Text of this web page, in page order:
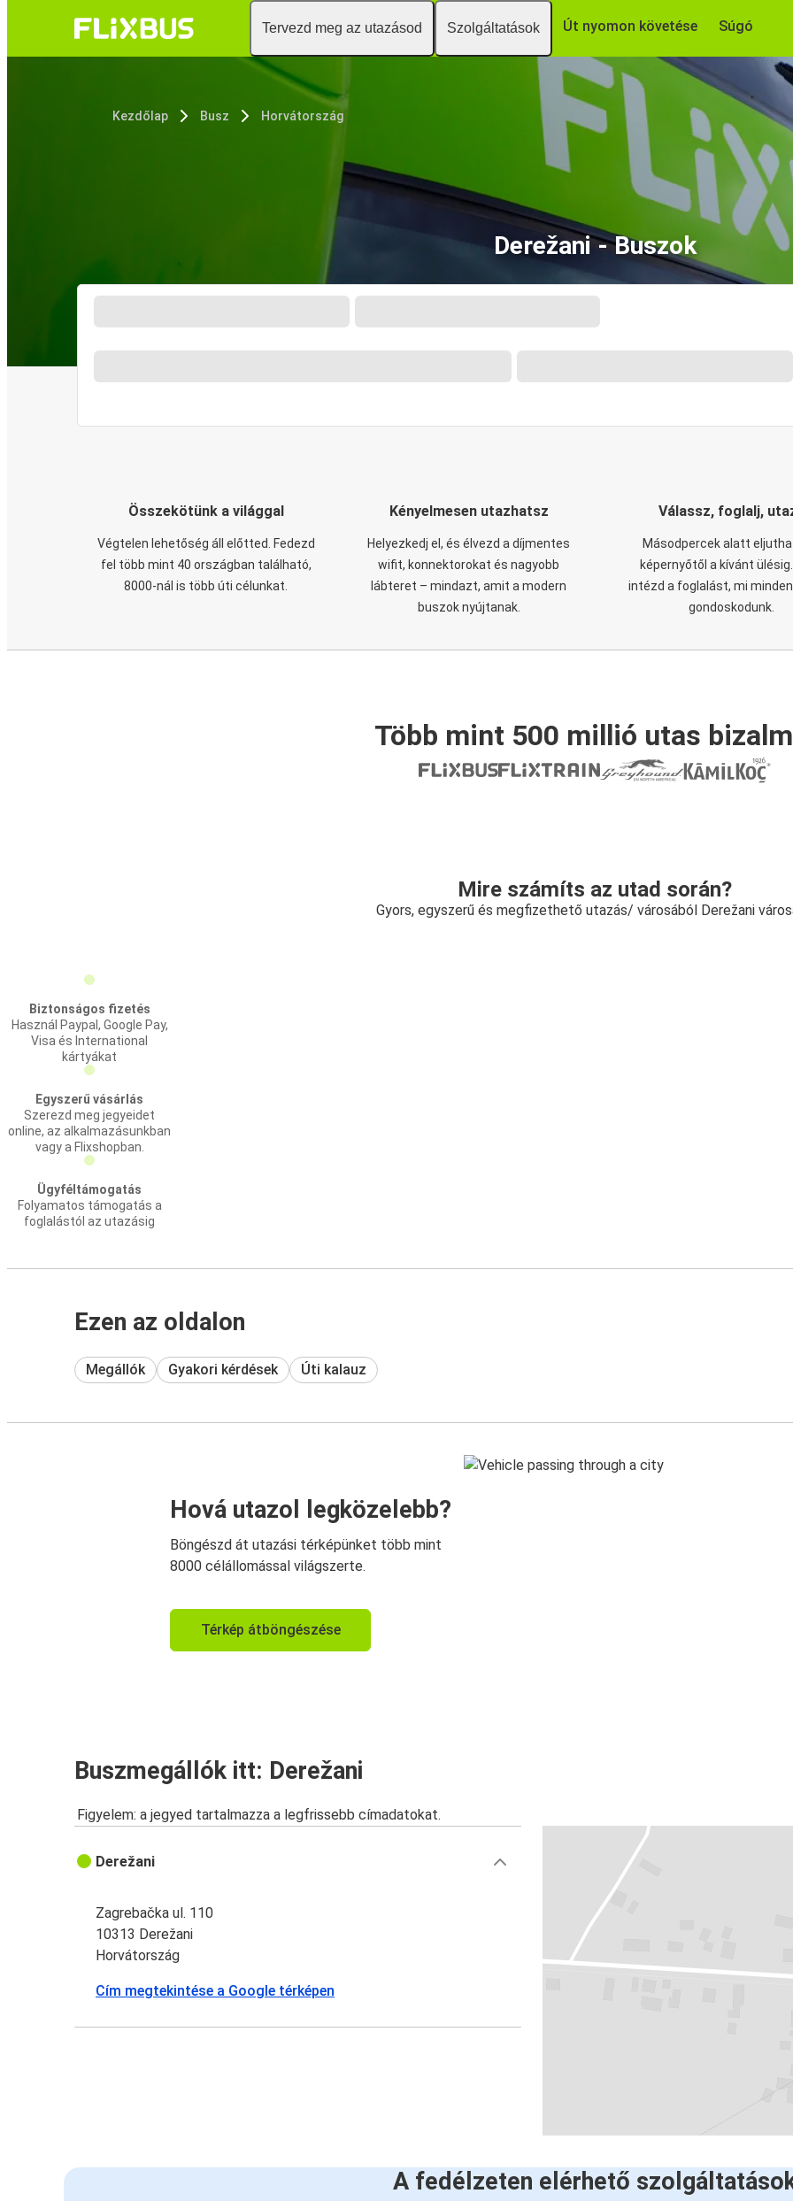
Tervezd meg az utazásod Szolgáltatások Út nyomon követése Súgó
Kezdőlap Busz Horvátország
Derežani - Buszok
Összekötünk a világgal
Végtelen lehetőség áll előtted. Fedezd
fel több mint 40 országban található,
8000-nál is több úti célunkat.
Kényelmesen utazhatsz
Helyezkedj el, és élvezd a díjmentes
wifit, konnektorokat és nagyobb
lábteret – mindazt, amit a modern
buszok nyújtanak.
Válassz, foglalj,
Másodpercek alatt
képernyőtől a kívánt
intézd a foglalást, mi
gondoskodunk.
Több mint 500 millió utas
Mire számíts az utad során?
Gyors, egyszerű és megfizethető utazás/ városából Derežani
Biztonságos fizetés
Használ Paypal, Google Pay,
Visa és International
kártyákat
Egyszerű vásárlás
Szerezd meg jegyeidet
online, az alkalmazásunkban
vagy a Flixshopban.
Ügyféltámogatás
Folyamatos támogatás a
foglalástól az utazásig
Ezen az oldalon
Megállók Gyakori kérdések Úti kalauz
Hová utazol legközelebb?
Böngészd át utazási térképünket több mint
8000 célállomással világszerte.
Térkép átböngészése
Buszmegállók itt: Derežani
Figyelem: a jegyed tartalmazza a legfrissebb címadatokat.
Derežani
Zagrebačka ul. 110
10313 Derežani
Horvátország
Cím megtekintése a Google térképen
A fedélzeten elérhető